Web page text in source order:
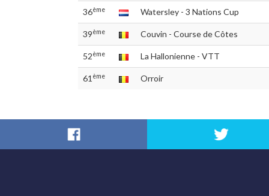
36ème Watersley - 3 Nations Cup
39ème Couvin - Course de Côtes
52ème La Hallonienne - VTT
61ème Orroir